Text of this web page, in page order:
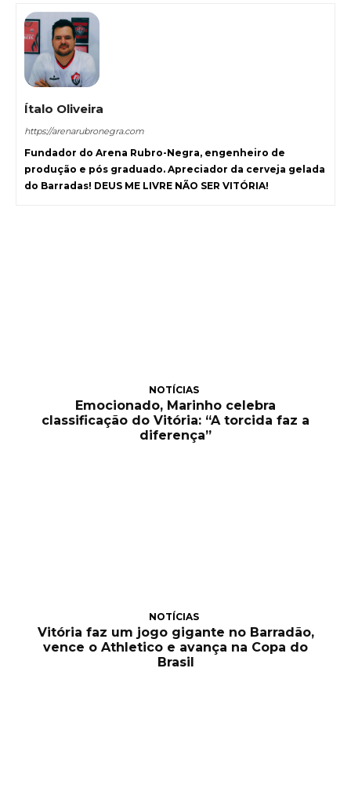
Ítalo Oliveira
https://arenarubronegra.com
Fundador do Arena Rubro-Negra, engenheiro de
produção e pós graduado. Apreciador da cerveja gelada
do Barradas! DEUS ME LIVRE NÃO SER VITÓRIA!
NOTÍCIAS
Emocionado, Marinho celebra
classificação do Vitória: “A torcida faz a
diferença”
NOTÍCIAS
Vitória faz um jogo gigante no Barradão,
vence o Athletico e avança na Copa do
Brasil